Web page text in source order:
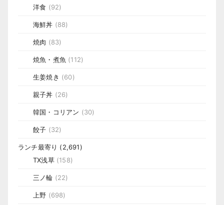
洋食 (92)
海鮮丼 (88)
焼肉 (83)
焼魚・煮魚 (112)
生姜焼き (60)
親子丼 (26)
韓国・コリアン (30)
餃子 (32)
ランチ最寄り (2,691)
TX浅草(158)
三ノ輪 (22)
上野 (698)